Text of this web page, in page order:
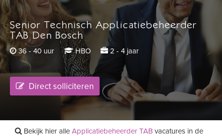
formulier
Senior Technisch Applicatiebeheerder
TAB Den Bosch
36 - 40 uur HBO 2 - 4 jaar
Direct solliciteren
Bekijk hier alle Applicatiebeheerder TAB vacatures in de